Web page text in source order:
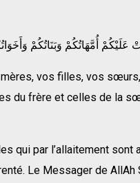
vos filles, vos
du frère et celles de la
qui par l’allaitement sont
Le Messager de AllAh